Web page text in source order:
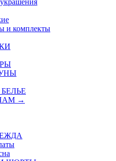
и комплекты
→